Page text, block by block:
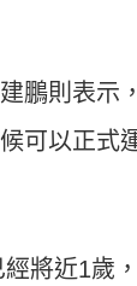
鵬則表示
可以正式
將近1歲